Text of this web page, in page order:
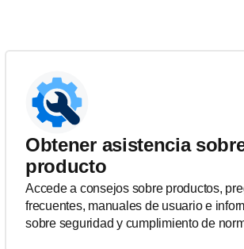
Obtener asistencia
producto
Accede a consejos sobre productos,
frecuentes, manuales de usuario e
sobre seguridad y cumplimiento de